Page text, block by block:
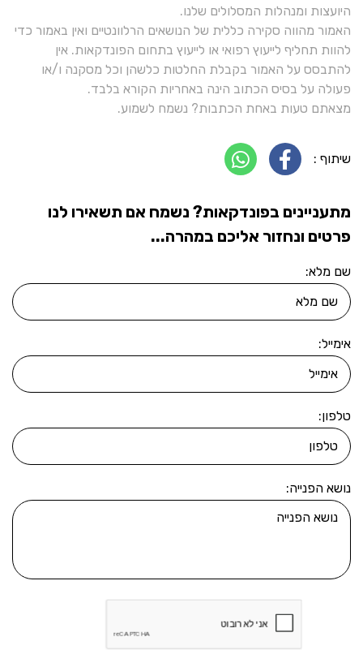
היועצות ומנהלות המסלולים שלנו.
האמור מהווה סקירה כללית של הנושאים הרלוונטיים ואין באמור כדי
להוות תחליף לייעוץ רפואי או לייעוץ בתחום הפונדקאות. אין
להתבסס על האמור בקבלת החלטות כלשהן וכל מסקנה ו/או
פעולה על בסיס הכתוב הינה באחריות הקורא בלבד.
מצאתם טעות באחת הכתבות? נשמח לשמוע.
שיתוף :
מתעניינים בפונדקאות? נשמח אם תשאירו לנו
פרטים ונחזור אליכם במהרה...
שם מלא:
אימייל:
טלפון:
נושא הפנייה: